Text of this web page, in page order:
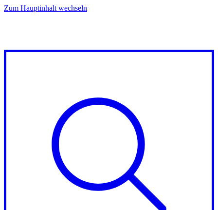
Zum Hauptinhalt wechseln